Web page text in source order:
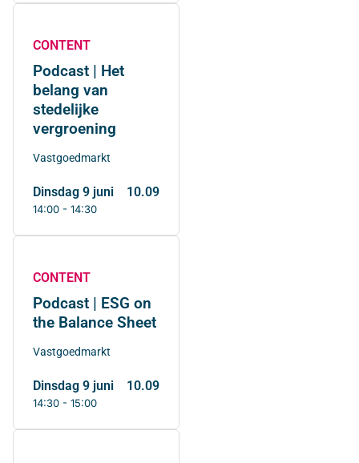
CONTENT
Podcast | Het
belang van
stedelijke
vergroening
Vastgoedmarkt
dinsdag 9 juni
14:00 - 14:30
10.09
CONTENT
Podcast | ESG on
the Balance Sheet
Vastgoedmarkt
dinsdag 9 juni
14:30 - 15:00
10.09